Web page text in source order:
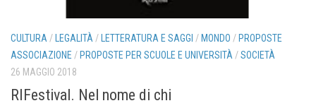
CULTURA / LEGALITÀ / LETTERATURA E SAGGI / MONDO / PROPOSTE
ASSOCIAZIONE / PROPOSTE PER SCUOLE E UNIVERSITÀ /SOCIETÀ
26 MAGGIO 2018
RIFestival. Nel nome di chi